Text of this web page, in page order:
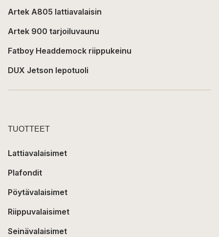
Artek A805 lattiavalaisin
Artek 900 tarjoiluvaunu
Fatboy Headdemock riippukeinu
DUX Jetson lepotuoli
TUOTTEET
Lattiavalaisimet
Plafondit
Pöytävalaisimet
Riippuvalaisimet
Seinävalaisimet